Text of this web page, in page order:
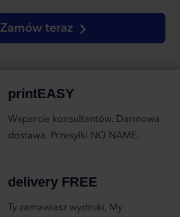
Zamów teraz
printEASY
Wsparcie konsultantów. Darmowa
dostawa. Przesyłki NO NAME.
delivery FREE
Ty zamawiasz wydruki, My